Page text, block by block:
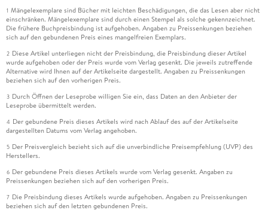
1 Mängelexemplare sind Bücher mit leichten Beschädigungen, die das Lesen aber nicht
einschränken. Mängelexemplare sind durch einen Stempel als solche gekennzeichnet.
Die frühere Buchpreisbindung ist aufgehoben. Angaben zu Preissenkungen beziehen
sich auf den gebundenen Preis eines mangelfreien Exemplars.
2 Diese Artikel unterliegen nicht der Preisbindung, die Preisbindung dieser Artikel
wurde aufgehoben oder der Preis wurde vom Verlag gesenkt. Die jeweils zutreffende
Alternative wird Ihnen auf der Artikelseite dargestellt. Angaben zu Preissenkungen
beziehen sich auf den vorherigen Preis.
3 Durch Öffnen der Leseprobe willigen Sie ein, dass Daten an den Anbieter der
Leseprobe übermittelt werden.
4 Der gebundene Preis dieses Artikels wird nach Ablauf des auf der Artikelseite
dargestellten Datums vom Verlag angehoben.
5 Der Preisvergleich bezieht sich auf die unverbindliche Preisempfehlung (UVP) des
Herstellers.
6 Der gebundene Preis dieses Artikels wurde vom Verlag gesenkt. Angaben zu
Preissenkungen beziehen sich auf den vorherigen Preis.
7 Die Preisbindung dieses Artikels wurde aufgehoben. Angaben zu Preissenkungen
beziehen sich auf den letzten gebundenen Preis.